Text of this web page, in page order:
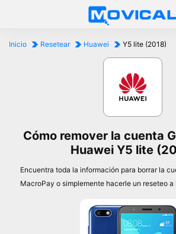
Inicio Resetear Huawei Y5 lite (2018)
Cómo remover la cuenta
Huawei Y5 lite
Encuentra toda la información para borrar la
MacroPay o simplemente hacerle un reseteo